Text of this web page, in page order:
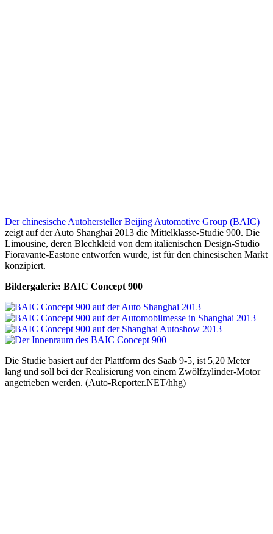
Der chinesische Autohersteller Beijing Automotive Group (BAIC)
zeigt auf der Auto Shanghai 2013 die Mittelklasse-Studie 900. Die
Limousine, deren Blechkleid von dem italienischen Design-Studio
Fioravante-Eastone entworfen wurde, ist für den chinesischen Markt
konzipiert.
Bildergalerie: BAIC Concept 900
Die Studie basiert auf der Plattform des Saab 9-5, ist 5,20 Meter
lang und soll bei der Realisierung von einem Zwölfzylinder-Motor
angetrieben werden. (Auto-Reporter.NET/hhg)